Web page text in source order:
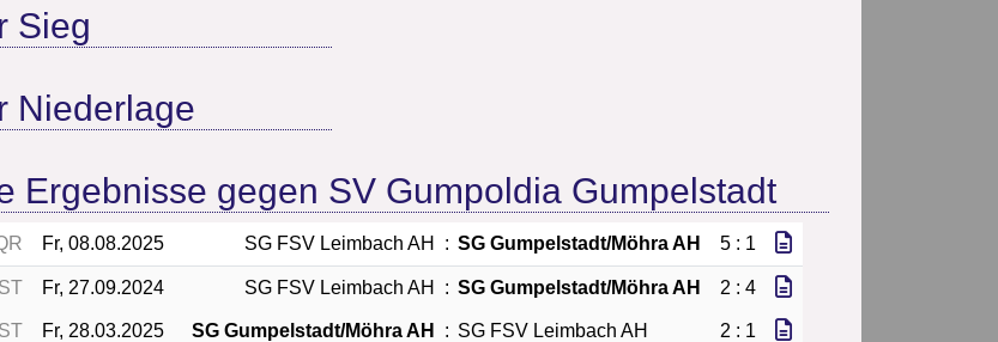
Sieg
Niederlage
Ergebnisse gegen SV Gumpoldia Gumpelstadt
Fr, 08.08.2025 SG FSV Leimbach AH : SG Gumpelstadt/Möhra AH 5 : 1
Fr, 27.09.2024 SG FSV Leimbach AH : SG Gumpelstadt/Möhra AH 2 : 4
Fr, 28.03.2025 SG Gumpelstadt/Möhra AH : SG FSV Leimbach AH 2 : 1